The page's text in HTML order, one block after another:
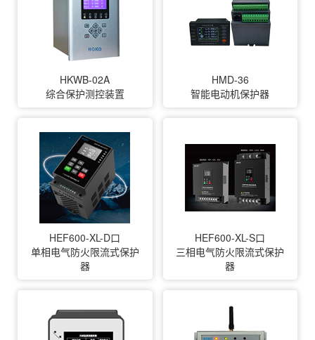
HKWB-02A
综合保护测控装置
HMD-36
智能电动机保护器
HEF600-XL-D口
单相电气防火限流式保护
器
HEF600-XL-S口
三相电气防火限流式保护
器